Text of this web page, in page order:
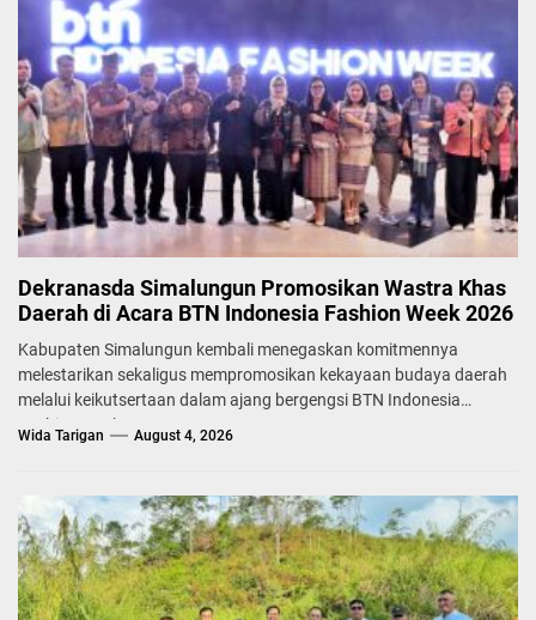
Dekranasda Simalungun Promosikan Wastra Khas
Daerah di Acara BTN Indonesia Fashion Week 2026
Kabupaten Simalungun kembali menegaskan komitmennya
melestarikan sekaligus mempromosikan kekayaan budaya daerah
melalui keikutsertaan dalam ajang bergengsi BTN Indonesia
Fashion Week...
Wida Tarigan August 4, 2026